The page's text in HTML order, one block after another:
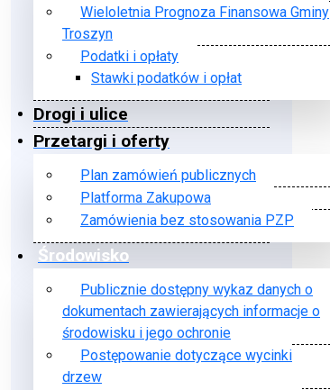
Wieloletnia Prognoza Finansowa Gminy
Troszyn
Podatki i opłaty
Stawki podatków i opłat
Drogi i ulice
Przetargi i oferty
Plan zamówień publicznych
Platforma Zakupowa
Zamówienia bez stosowania PZP
Środowisko
Publicznie dostępny wykaz danych o
dokumentach zawierających informacje o
środowisku i jego ochronie
Postępowanie dotyczące wycinki
drzew